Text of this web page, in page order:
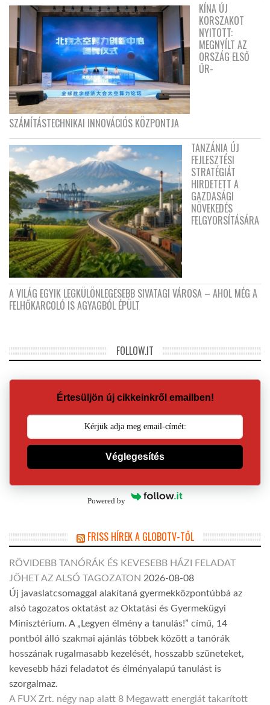
KÍNA ÚJ
KORSZAKOT
NYITOTT:
MEGNYÍLT AZ
ORSZÁG ELSŐ
ŰR-
SZÁMÍTÁSTECHNIKAI INNOVÁCIÓS KÖZPONTJA
TANZÁNIA ÚJ
FEJLESZTÉSI
STRATÉGIÁT
HIRDETETT A
GAZDASÁGI
NÖVEKEDÉS
FELGYORSÍTÁSÁRA
A VILÁG EGYIK LEGKÜLÖNLEGESEBB SIVATAGI VÁROSA – AHOL MÉG A
FELHŐKARCOLÓ IS AGYAGBÓL ÉPÜLT
FOLLOW.IT
Értesüljön új cikkeinkről emailben!
Véglegesítés
Powered by
FRISS HÍREK A GLOBOTV-TŐL
RÖVIDEBB TANÓRÁK ÉS KEVESEBB HÁZI FELADAT
JÖHET AZ ALSÓ TAGOZATON 2026-08-08
Új javaslatcsomaggal alakítaná gyermekközpontúbbá az
alsó tagozatos oktatást az Oktatási és Gyermekügyi
Minisztérium. A „Legyen élmény a tanulás!” című, 14
pontból álló szakmai ajánlás többek között a tanórák
hosszának rugalmasabb kezelését, hosszabb szüneteket,
kevesebb házi feladatot és élményalapú tanulást is
szorgalmaz.
A FUX Zrt. négy nap alatt 8 Megawatt energiát takarított